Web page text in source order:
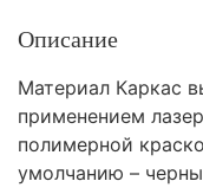
Описание
Материал Каркас
применением
полимерной
умолчанию –